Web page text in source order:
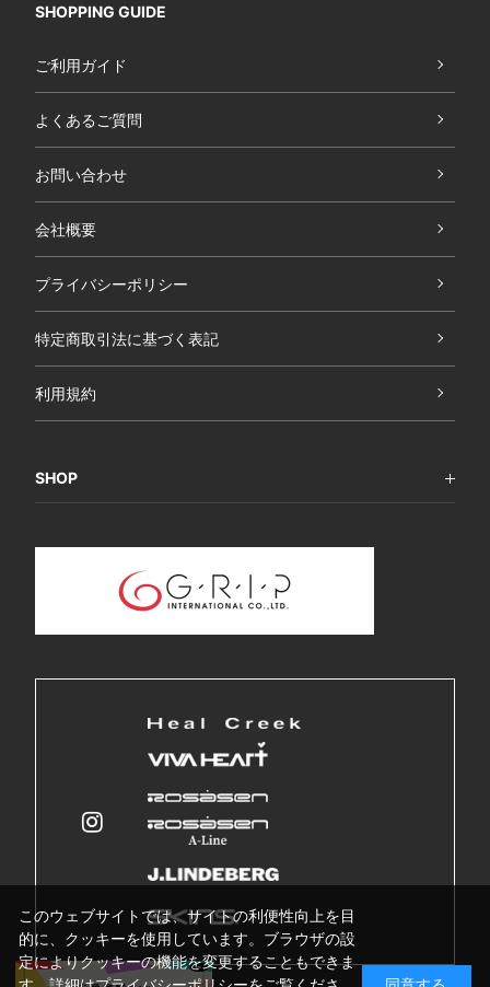
SHOPPING GUIDE
ご利用ガイド
よくあるご質問
お問い合わせ
会社概要
プライバシーポリシー
特定商取引法に基づく表記
利用規約
SHOP
このウェブサイトでは、サイトの利便性向上を目
的に、クッキーを使用しています。ブラウザの設
定によりクッキーの機能を変更することもできま